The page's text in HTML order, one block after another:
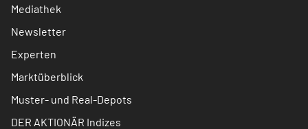
Mediathek
Newsletter
Experten
Marktüberblick
Muster- und Real-Depots
DER AKTIONÄR Indizes